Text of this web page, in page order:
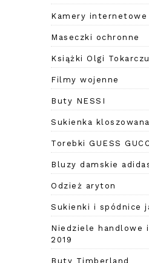
Kamery internetowe
Maseczki ochronne
Książki Olgi
Filmy wojenne
Buty NESSI
Sukienka kloszowana
Torebki GUESS
Bluzy damskie
Odzież aryton
Sukienki i spódnice
Niedziele handlowe
2019
Buty Timberland